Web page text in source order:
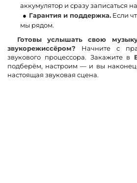
аккумулятор и сразу записаться
Гарантия и поддержка. Если
мы рядом.
Готовы услышать свою
звукорежиссёром? Начните с
звукового процессора. Закажите в
подберём, настроим — и вы
настоящая звуковая сцена.